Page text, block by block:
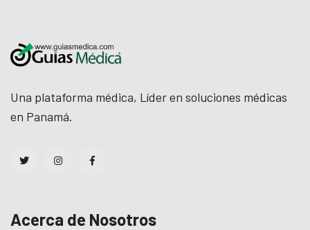
Una plataforma médica, Líder en soluciones médicas
en Panamá.
Acerca de Nosotros